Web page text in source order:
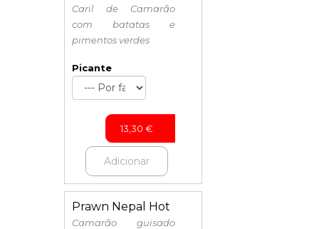
Caril de Camarão
com batatas e
pimentos verdes
Picante
13,30 €
Adicionar
Prawn Nepal Hot
Camarão guisado